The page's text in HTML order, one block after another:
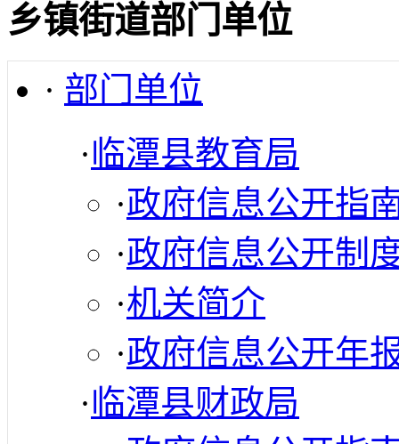
乡镇街道部门单位
· 部门单位
·临潭县教育局
·政府信息公开指
·政府信息公开制
·机关简介
·政府信息公开年
·临潭县财政局